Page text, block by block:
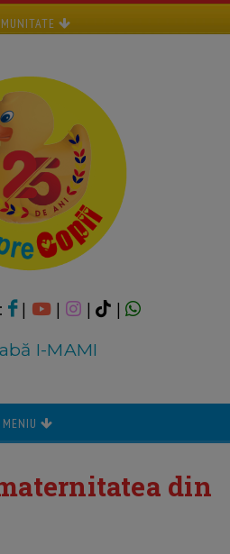
| | |
|
I-MAMI
MENIU
din